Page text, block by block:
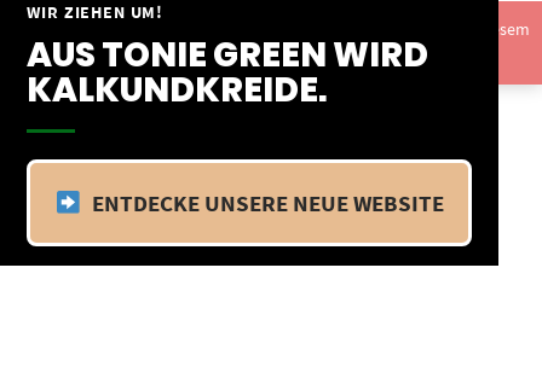
WIR ZIEHEN UM!
AUS TONIE GREEN WIRD
KALKUNDKREIDE.
ENTDECKE UNSERE NEUE WEBSITE
Springe
Inhalt
Vom 09.04.25 - 20.04.25 befinden wir uns im Betriebsurlaub. In diesem
Zeitraum findet kein Versand statt.Ausblenden